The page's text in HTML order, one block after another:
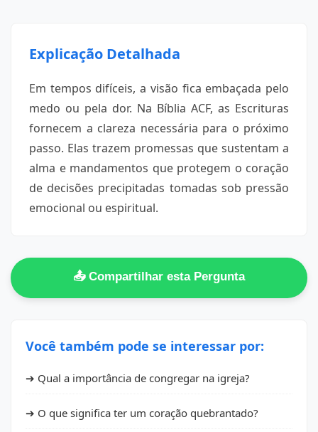
Explicação Detalhada
Em tempos difíceis, a visão fica embaçada pelo
medo ou pela dor. Na Bíblia ACF, as Escrituras
fornecem a clareza necessária para o próximo
passo. Elas trazem promessas que sustentam a
alma e mandamentos que protegem o coração
de decisões precipitadas tomadas sob pressão
emocional ou espiritual.
📤 Compartilhar esta Pergunta
Você também pode se interessar por:
➔ Qual a importância de congregar na igreja?
➔ O que significa ter um coração quebrantado?